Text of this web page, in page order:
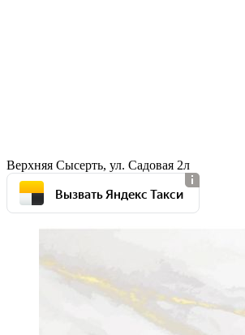
Верхняя Сысерть, ул. Садовая 2л
Вызвать Яндекс Такси